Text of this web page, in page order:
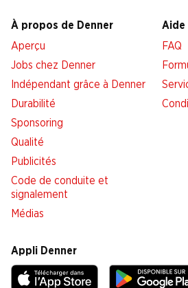
À propos de Denner
Aperçu
Jobs chez Denner
Indépendant grâce à Denner
Durabilité
Sponsoring
Qualité
Publicités
Code de conduite et
signalement
Médias
Aide
FAQ
Appli Denner